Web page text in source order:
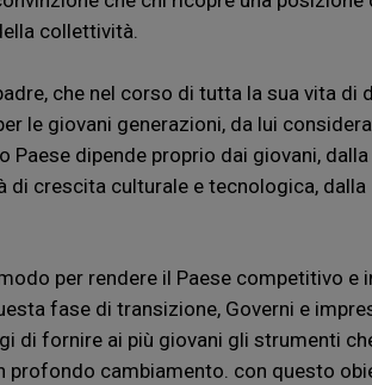
collettività.
che nel corso di tutta la sua vita di
le giovani generazioni, da lui
Paese dipende proprio dai giovani,
crescita culturale e tecnologica, dalla
per rendere il Paese competitivo e
fase di transizione, Governi e
di fornire ai più giovani gli strumenti
cambiamento. con questo